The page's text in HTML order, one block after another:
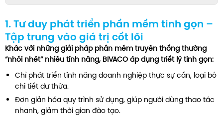
1. Tư duy phát triển phần mềm tinh gọn –
Tập trung vào giá trị cốt lõi
Khác với những giải pháp phần mềm truyền thống thường
“nhồi nhét” nhiều tính năng, BIVACO áp dụng triết lý tinh gọn:
Chỉ phát triển tính năng doanh nghiệp thực sự cần, loại bỏ
chi tiết dư thừa.
Đơn giản hóa quy trình sử dụng, giúp người dùng thao tác
nhanh, giảm thời gian đào tạo.